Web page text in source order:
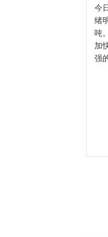
今
绪
吨
加
强